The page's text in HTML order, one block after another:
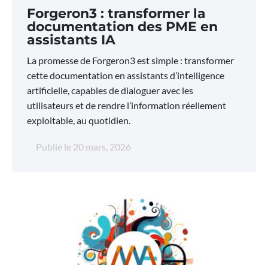
Forgeron3 : transformer la
documentation des PME en
assistants IA
La promesse de Forgeron3 est simple : transformer
cette documentation en assistants d’intelligence
artificielle, capables de dialoguer avec les
utilisateurs et de rendre l’information réellement
exploitable, au quotidien.
Publié le 20 mars, 2026